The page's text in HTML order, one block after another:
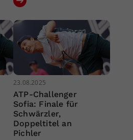
23.08.2025
ATP-Challenger
Sofia: Finale für
Schwärzler,
Doppeltitel an
Pichler